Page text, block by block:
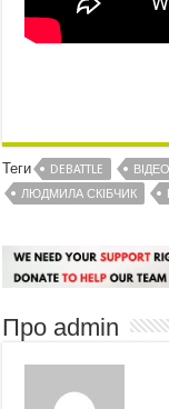
Теги DEBATTLE ВІДЕО
ЛЮДМИЛА СКІБЧИК
Про admin